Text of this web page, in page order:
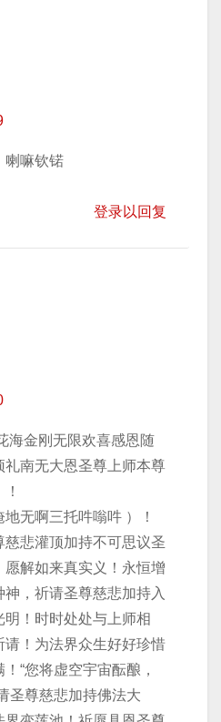
喇嘛钦锘
登录以回复
海金刚无限欢喜感恩随
南无大恩圣尊上师本尊
无啊三托吽嗡吽 ）！
悲灌顶加持不可思议圣
解如来真实义！永恒增
神，祈请圣尊慈悲加持入
！时时处处与上师相
！为法界众生好好珍惜
“您将虚空宇宙酝酿，
圣尊慈悲加持佛法大